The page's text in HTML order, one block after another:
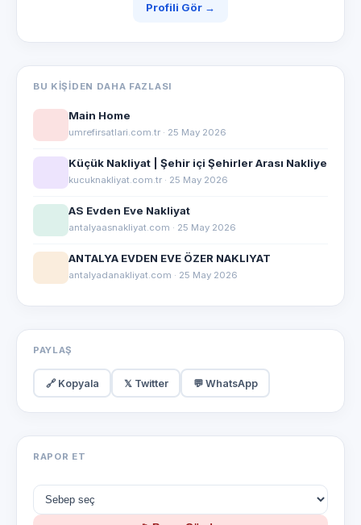
Profili Gör →
BU KIŞIDEN DAHA FAZLASI
Main Home
umrefirsatlari.com.tr · 25 May 2026
Küçük Nakliyat | Şehir içi Şehirler Arası Nakliye
kucuknakliyat.com.tr · 25 May 2026
AS Evden Eve Nakliyat
antalyaasnakliyat.com · 25 May 2026
ANTALYA EVDEN EVE ÖZER NAKLIYAT
antalyadanakliyat.com · 25 May 2026
PAYLAŞ
🔗 Kopyala 𝕏 Twitter 💬 WhatsApp
RAPOR ET